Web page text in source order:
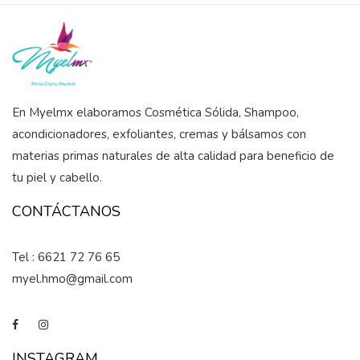
En Myelmx elaboramos Cosmética Sólida, Shampoo,
acondicionadores, exfoliantes, cremas y bálsamos con
materias primas naturales de alta calidad para beneficio de
tu piel y cabello.
CONTÁCTANOS
Tel : 6621 72 76 65
myel.hmo@gmail.com